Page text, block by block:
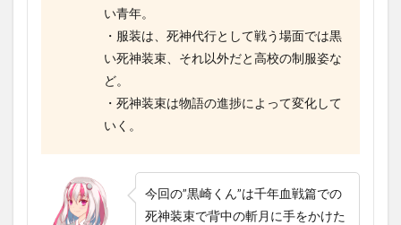
い青年。
・服装は、死神代行として戦う場面では黒
い死神装束、それ以外だと高校の制服姿な
ど。
・死神装束は物語の進捗によって変化して
いく。
今回の”黒崎くん”は千年血戦篇での
死神装束で背中の斬月に手をかけた